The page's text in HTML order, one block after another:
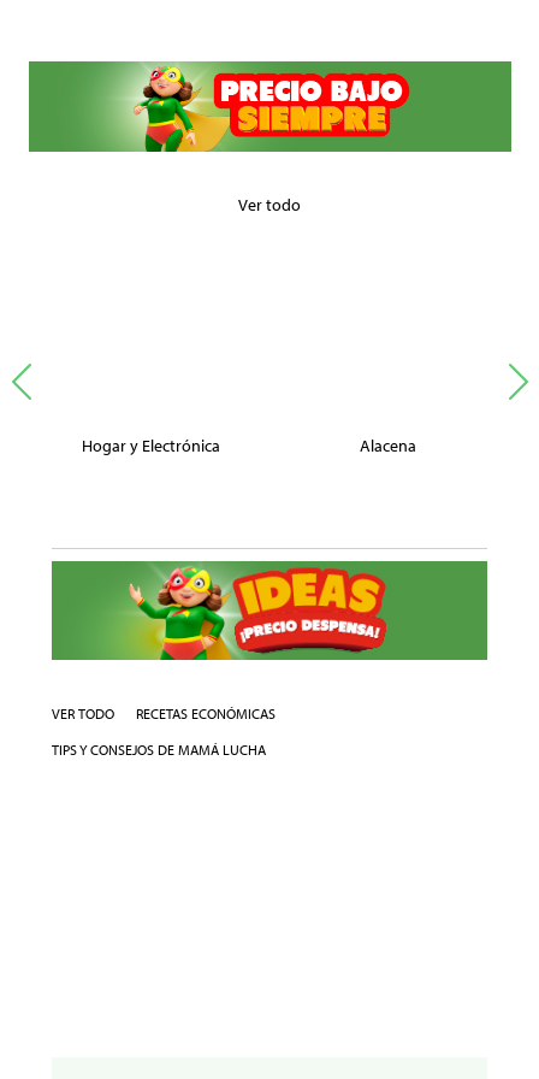
Ver todo
Hogar y Electrónica Alacena
VER TODO
RECETAS ECONÓMICAS
TIPS Y CONSEJOS DE MAMÁ LUCHA